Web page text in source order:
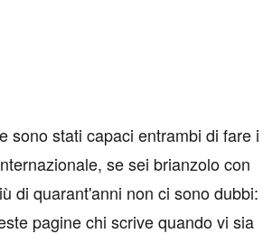
sono stati capaci entrambi di fare i
se sei brianzolo con
di quarant'anni non ci sono dubbi:
pagine chi scrive quando vi sia